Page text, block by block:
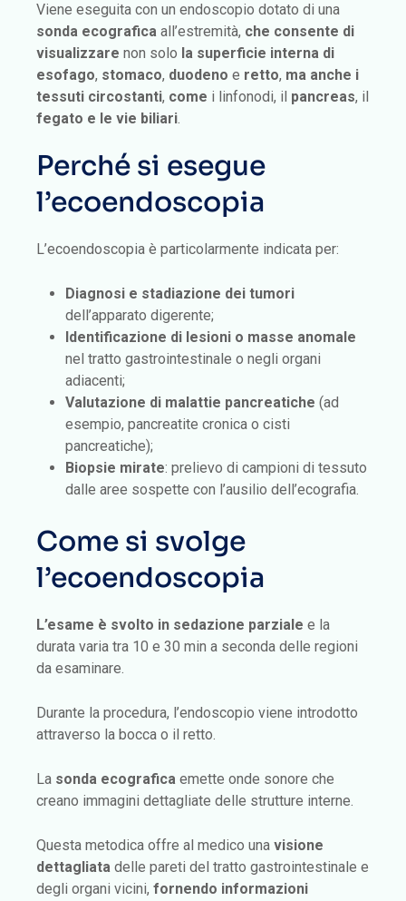
Viene eseguita con un endoscopio dotato di una
sonda ecografica all’estremità, che consente di
visualizzare non solo la superficie interna di
esofago, stomaco, duodeno e retto, ma anche i
tessuti circostanti, come i linfonodi, il pancreas, il
fegato e le vie biliari.
Perché si esegue
l’ecoendoscopia
L’ecoendoscopia è particolarmente indicata per:
Diagnosi e stadiazione dei tumori
dell’apparato digerente;
Identificazione di lesioni o masse anomale
nel tratto gastrointestinale o negli organi
adiacenti;
Valutazione di malattie pancreatiche (ad
esempio, pancreatite cronica o cisti
pancreatiche);
Biopsie mirate: prelievo di campioni di tessuto
dalle aree sospette con l’ausilio dell’ecografia.
Come si svolge
l’ecoendoscopia
L’esame è svolto in sedazione parziale e la
durata varia tra 10 e 30 min a seconda delle regioni
da esaminare.
Durante la procedura, l’endoscopio viene introdotto
attraverso la bocca o il retto.
La sonda ecografica emette onde sonore che
creano immagini dettagliate delle strutture interne.
Questa metodica offre al medico una visione
dettagliata delle pareti del tratto gastrointestinale e
degli organi vicini, fornendo informazioni